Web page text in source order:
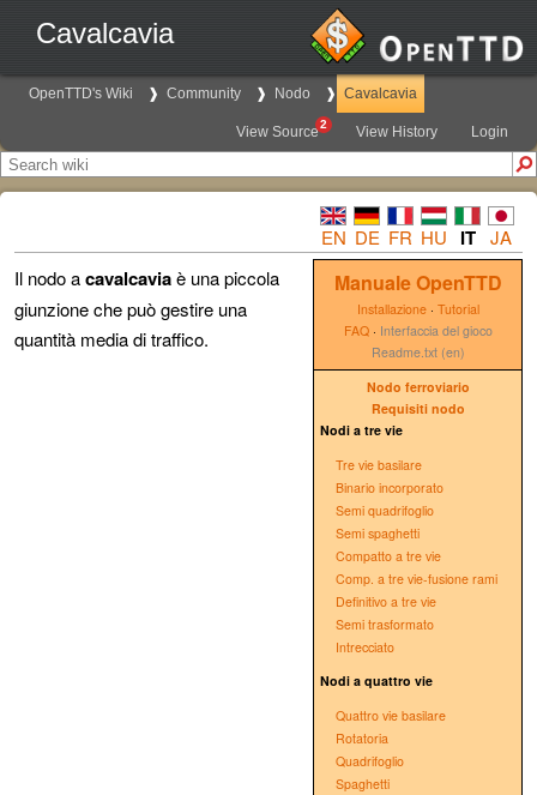
Cavalcavia
OpenTTD's Wiki Community Nodo Cavalcavia
View Source2 View History Login
EN DE FR HU IT JA
Manuale OpenTTD
Installazione· Tutorial
FAQ· Interfaccia del gioco
Readme.txt (en)
Nodo ferroviario
Requisiti nodo
Nodi a tre vie
Tre vie basilare
Binario incorporato
Semi quadrifoglio
Semi spaghetti
Compatto a tre vie
Comp. a tre vie-fusione rami
Definitivo a tre vie
Semi trasformato
Intrecciato
Nodi a quattro vie
Quattro vie basilare
Rotatoria
Quadrifoglio
Spaghetti
Il nodo acavalcaviaè una piccola
giunzione che può gestire una
quantità media di traffico.